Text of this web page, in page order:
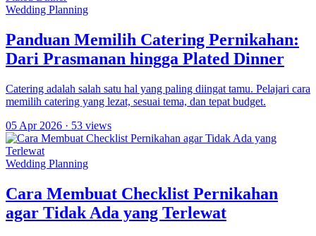
Wedding Planning
Panduan Memilih Catering Pernikahan:
Dari Prasmanan hingga Plated Dinner
Catering adalah salah satu hal yang paling diingat tamu. Pelajari cara
memilih catering yang lezat, sesuai tema, dan tepat budget.
05 Apr 2026 · 53 views
Wedding Planning
Cara Membuat Checklist Pernikahan
agar Tidak Ada yang Terlewat